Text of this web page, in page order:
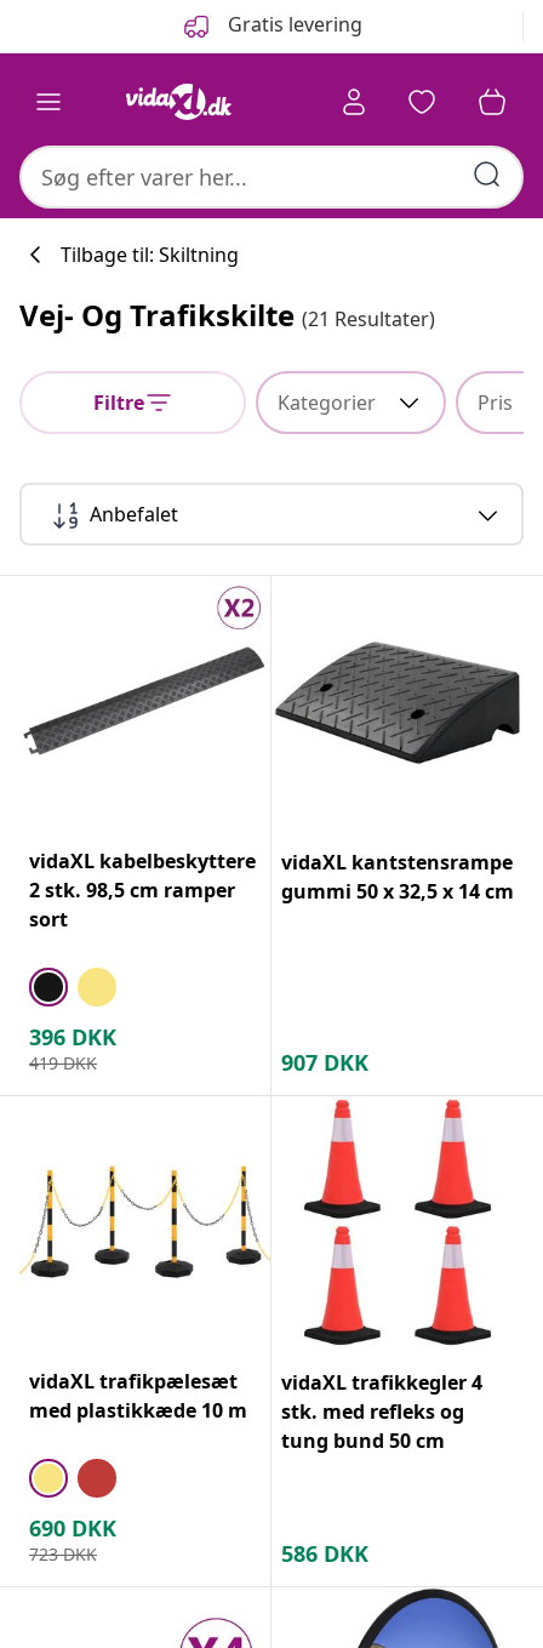
Gratis levering
Tilbage til: Skiltning
Vej- Og Trafikskilte (21 Resultater)
Filtre Kategorier Pris
Anbefalet
vidaXL kabelbeskyttere
2 stk. 98,5 cm ramper
sort
396 DKK
419 DKK
vidaXL kantstensrampe
gummi 50 x 32,5 x 14 cm
907 DKK
vidaXL trafikpælesæt
med plastikkæde 10 m
690 DKK
723 DKK
vidaXL trafikkegler 4
stk. med refleks og
tung bund 50 cm
586 DKK